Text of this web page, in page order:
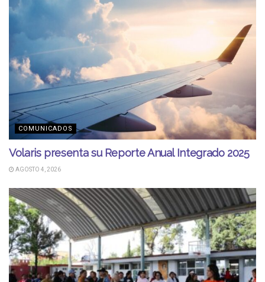
COMUNICADOS
Volaris presenta su Reporte Anual Integrado 2025
AGOSTO 4, 2026